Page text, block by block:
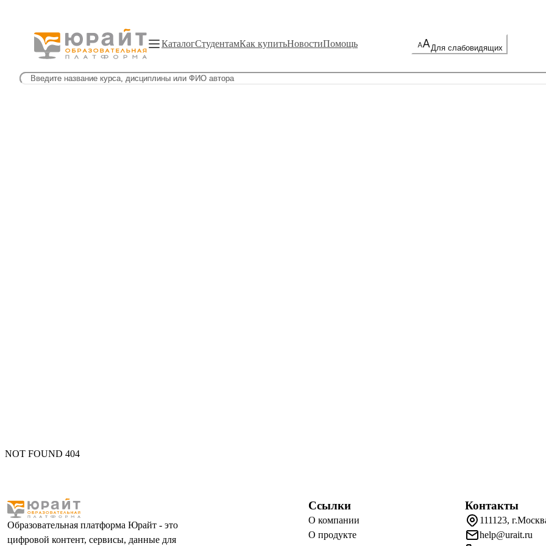
КаталогСтудентамКак купитьНовостиПомощь Для слабовидящих
NOT FOUND 404
Образовательная платформа Юрайт - это
цифровой контент, сервисы, данные для
Ссылки
О компании
О продукте
Контакты
111123,
help@urait.ru